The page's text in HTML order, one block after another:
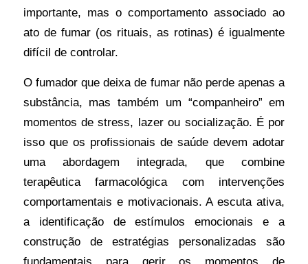
importante, mas o comportamento associado ao
ato de fumar (os rituais, as rotinas) é igualmente
difícil de controlar.
O fumador que deixa de fumar não perde apenas a
substância, mas também um “companheiro” em
momentos de stress, lazer ou socialização. É por
isso que os profissionais de saúde devem adotar
uma abordagem integrada, que combine
terapêutica farmacológica com intervenções
comportamentais e motivacionais. A escuta ativa,
a identificação de estímulos emocionais e a
construção de estratégias personalizadas são
fundamentais para gerir os momentos de